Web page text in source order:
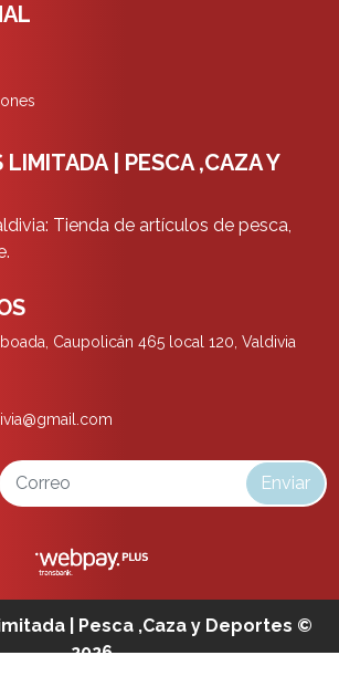
LIMITADA | PESCA ,CAZA Y
Tienda de artículos de pesca,
Caupolicán 465 local 120, Valdivia
Enviar
| Pesca ,Caza y Deportes ©
2026